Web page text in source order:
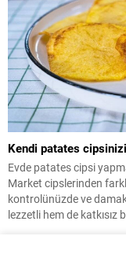
Kendi patates
Evde patates cipsi
Market cipslerinden
kontrolünüzde ve
lezzetli hem de katkısız